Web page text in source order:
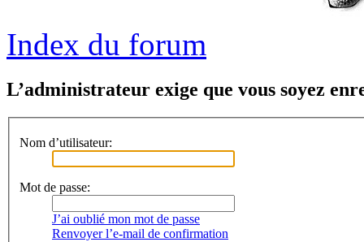
Index du forum
L’administrateur exige que vous soyez
Nom d’utilisateur:
Mot de passe:
J’ai oublié mon mot de passe
Renvoyer l’e-mail de confirmation